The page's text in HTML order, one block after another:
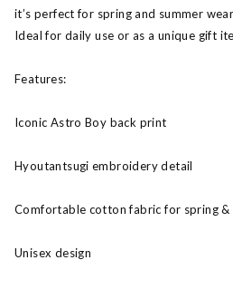
it’s perfect for spring and summer
Ideal for daily use or as a unique gift
Features:
Iconic Astro Boy back print
Hyoutantsugi embroidery detail
Comfortable cotton fabric for spring &
Unisex design